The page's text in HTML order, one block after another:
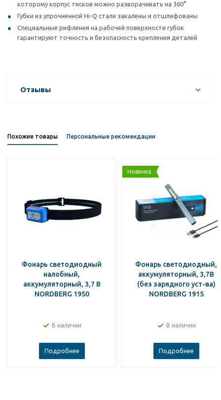
которому корпус тисков можно разворачивать на 360°
Губки из упрочненной Hi-Q стали закалены и отшлифованы
Специальные рифления на рабочей поверхности губок
гарантируют точность и безопасность крепления деталей
Отзывы
Похожие товары Персональные рекомендации
Фонарь светодиодный
налобный,
аккумуляторный, 3,7 В
NORDBERG 1950
В наличии
Подробнее
Новинка
Фонарь светодиодный,
аккумуляторный, 3,7В
(без зарядного уст-ва)
NORDBERG 1915
В наличии
Подробнее